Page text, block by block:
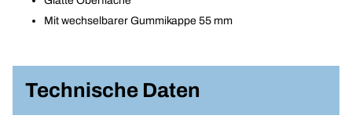
Mit wechselbarer Gummikappe 55 mm
Technische Daten